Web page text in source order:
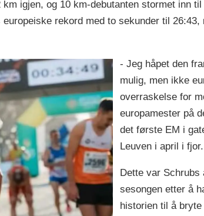
igjen, og 10 km-debutanten stormet inn
rekord med to sekunder til
- Jeg håpet den
mulig, men ikke
overraskelse for
europamester på
det første EM i
Leuven i april i fjor.
Dette var Schrubs
sesongen etter å
historien til å